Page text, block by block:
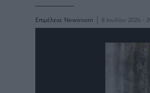
Επιμέλεια: Newsroom 8 Ιουλίου 2026 -